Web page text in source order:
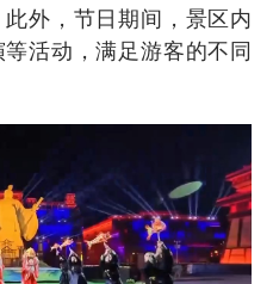
外，节日期间，景区内
活动，满足游客的不同